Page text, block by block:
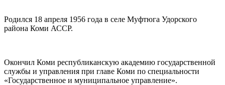
Родился 18 апреля 1956 года в селе Муфтюга Удорского
района Коми АССР.
Окончил Коми республиканскую академию государственной
службы и управления при главе Коми по специальности
«Государственное и муниципальное управление».